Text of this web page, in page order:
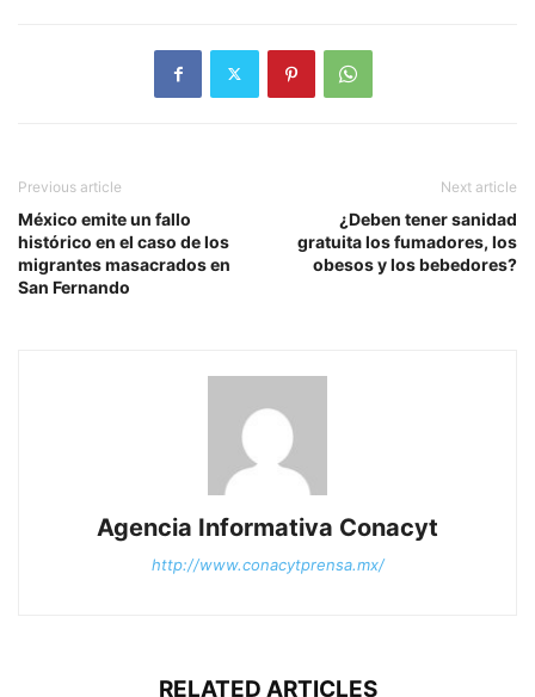
Previous article
México emite un fallo
histórico en el caso de los
migrantes masacrados en
San Fernando
Next article
¿Deben tener sanidad
gratuita los fumadores, los
obesos y los bebedores?
Agencia Informativa Conacyt
http://www.conacytprensa.mx/
RELATED ARTICLES